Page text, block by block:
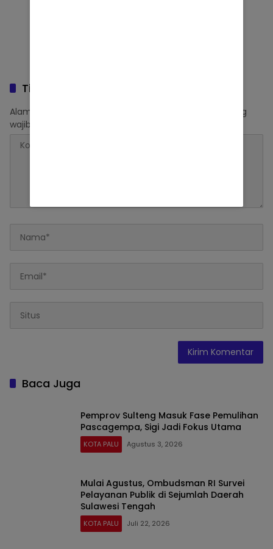
Tinggalkan Balasan
Alamat email Anda tidak akan dipublikasikan.
Ruas yang
wajib ditandai
Baca Juga
Pemprov Sulteng Masuk Fase Pemulihan
Pascagempa, Sigi Jadi Fokus Utama
KOTA PALU Agustus 3, 2026
Mulai Agustus, Ombudsman RI Survei
Pelayanan Publik di Sejumlah Daerah
Sulawesi Tengah
KOTA PALU Juli 22, 2026